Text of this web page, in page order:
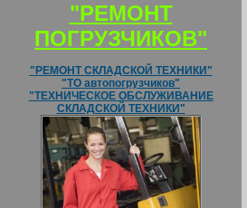
"РЕМОНТ
ПОГРУЗЧИКОВ"
"РЕМОНТ СКЛАДСКОЙ ТЕХНИКИ"
"ТО автопогрузчиков"
"ТЕХНИЧЕСКОЕ ОБСЛУЖИВАНИЕ
СКЛАДСКОЙ ТЕХНИКИ"